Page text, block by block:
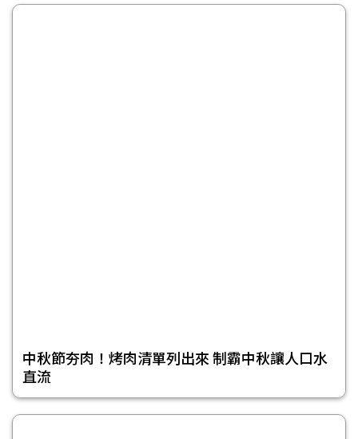
中秋節夯肉！烤肉清單列出來 制霸中秋讓人口水
直流